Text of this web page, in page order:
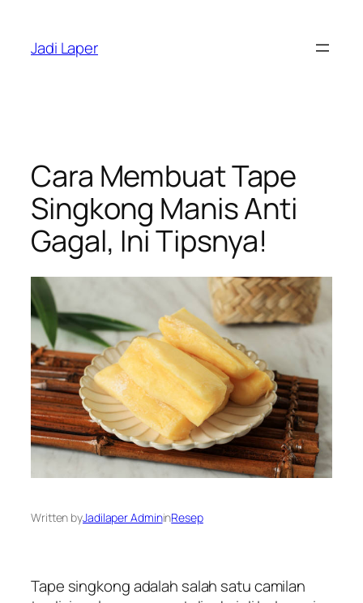
content
Jadi Laper
Cara Membuat Tape
Singkong Manis Anti
Gagal, Ini Tipsnya!
Written byJadilaper AdmininResep
Tape singkong adalah salah satu camilan